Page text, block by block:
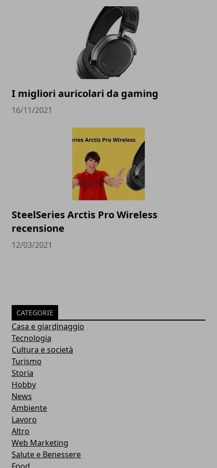
I migliori auricolari da gaming
16/11/2021
SteelSeries Arctis Pro Wireless
recensione
12/03/2021
CATEGORIE
Casa e giardinaggio
Tecnologia
Cultura e società
Turismo
Storia
Hobby
News
Ambiente
Lavoro
Altro
Web Marketing
Salute e Benessere